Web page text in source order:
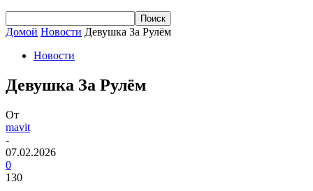
Домой Новости Девушка За Рулём
Новости
Девушка За Рулём
От
mavit
-
07.02.2026
0
130